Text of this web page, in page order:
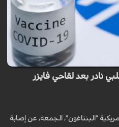
قلبي نادر بعد لقاحي فايزر
"البنتاغون"، الجمعة، عن إصابة